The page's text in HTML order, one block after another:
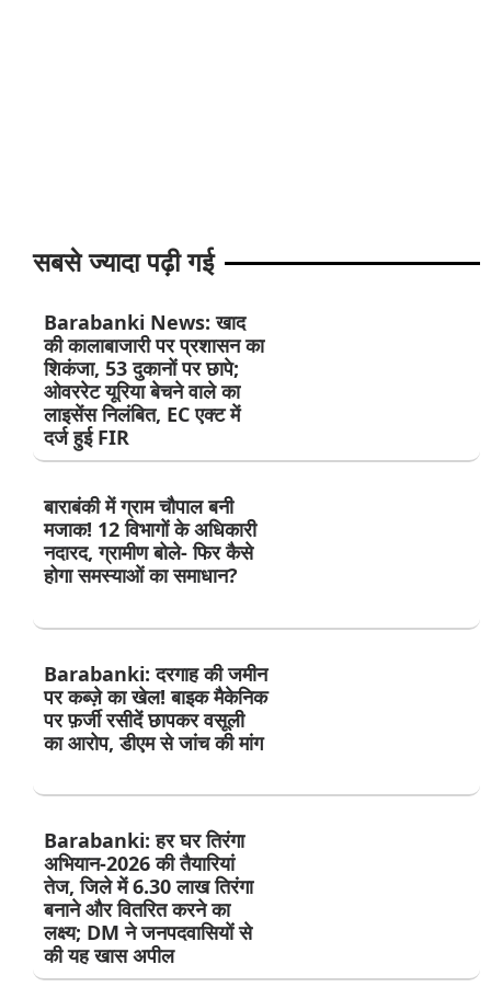
सबसे ज्यादा पढ़ी गई
Barabanki News: खाद
की कालाबाजारी पर प्रशासन का
शिकंजा, 53 दुकानों पर छापे;
ओवररेट यूरिया बेचने वाले का
लाइसेंस निलंबित, EC एक्ट में
दर्ज हुई FIR
बाराबंकी में ग्राम चौपाल बनी
मजाक! 12 विभागों के अधिकारी
नदारद, ग्रामीण बोले- फिर कैसे
होगा समस्याओं का समाधान?
Barabanki: दरगाह की जमीन
पर कब्ज़े का खेल! बाइक मैकेनिक
पर फ़र्जी रसीदें छापकर वसूली
का आरोप, डीएम से जांच की मांग
Barabanki: हर घर तिरंगा
अभियान-2026 की तैयारियां
तेज, जिले में 6.30 लाख तिरंगा
बनाने और वितरित करने का
लक्ष्य; DM ने जनपदवासियों से
की यह खास अपील